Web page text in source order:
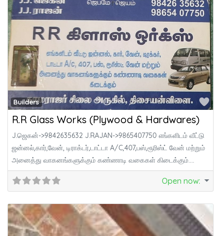
Builders
R.R Glass Works (Plywood & Hardwares)
J.ஜெகன்->9842635632 J.RAJAN->9865407750 எங்களிடம் வீட்டு
ஜன்னல்,கார்,வேன், டிராக்டர்,டாட்டா A/C,407,பஸ்,ரூரிஸ்ட் வேன் மற்றும்
அனைத்து வாகனங்களுக்கும் கண்ணாடி வகைகள் கிடைக்கும்.
அலுமினியம் பார்டிஷன் பிளைவுட் சீட், மைக்கா சீட்,PVC
Open now: